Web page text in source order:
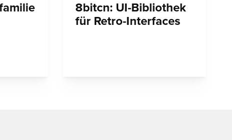
8bitcn: UI-Bibliothek
für Retro-Interfaces